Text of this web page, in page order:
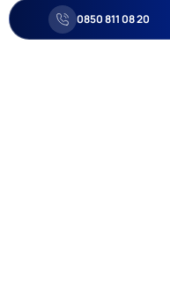
0850 811
0850 811 08 20